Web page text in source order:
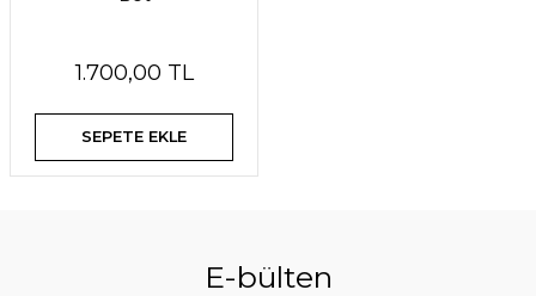
1.700,00 TL
SEPETE EKLE
E-bülten